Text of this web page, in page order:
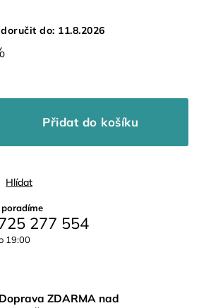
do: 11.8.2026
Přidat do košíku
Hlídat
277 554
19:00
Doprava ZDARMA nad